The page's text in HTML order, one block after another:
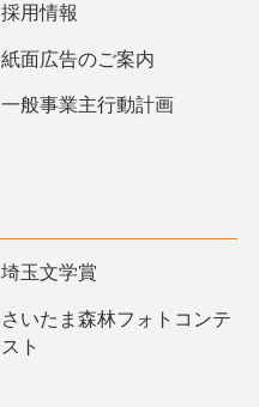
採用情報
紙面広告のご案内
一般事業主行動計画
埼玉文学賞
さいたま森林フォトコンテ
スト